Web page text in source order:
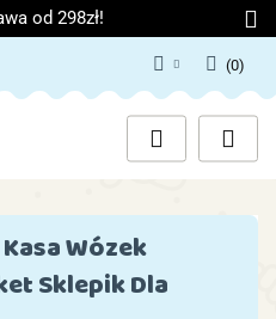
od 298zł!
Zaloguj się
Załóż konto
Dodaj zgłoszenie
Zgody cookies
(0)
Wózek
Sklepik Dla